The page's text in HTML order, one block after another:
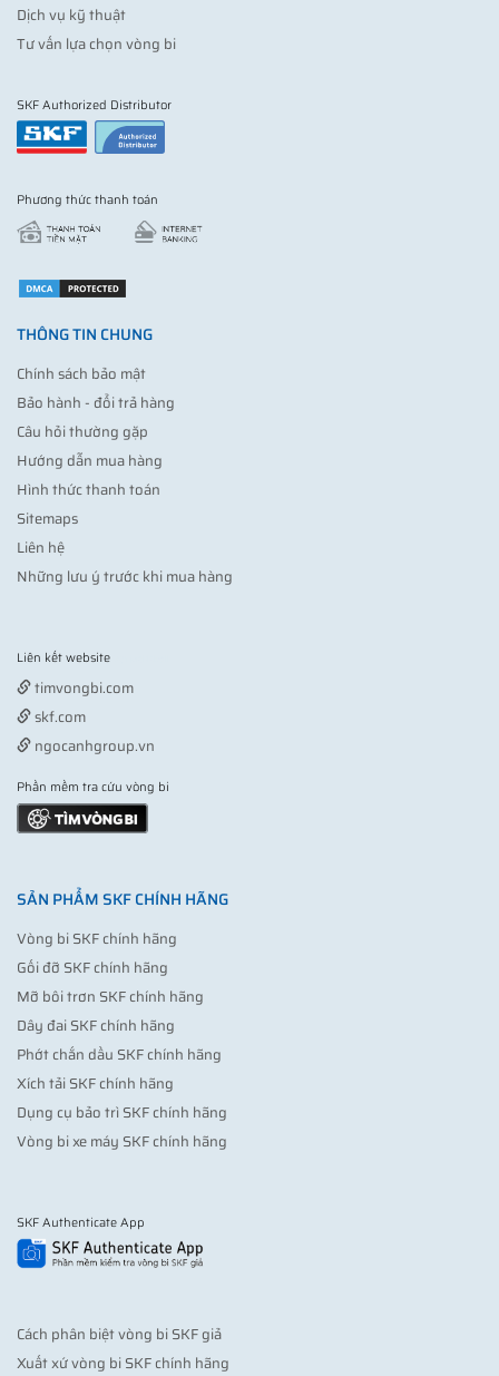
Dịch vụ kỹ thuật
Tư vấn lựa chọn vòng bi
SKF Authorized Distributor
Phương thức thanh toán
THÔNG TIN CHUNG
Chính sách bảo mật
Bảo hành - đổi trả hàng
Câu hỏi thường gặp
Hướng dẫn mua hàng
Hình thức thanh toán
Sitemaps
Liên hệ
Những lưu ý trước khi mua hàng
Liên kết website
timvongbi.com
skf.com
ngocanhgroup.vn
Phần mềm tra cứu vòng bi
SẢN PHẨM SKF CHÍNH HÃNG
Vòng bi SKF chính hãng
Gối đỡ SKF chính hãng
Mỡ bôi trơn SKF chính hãng
Dây đai SKF chính hãng
Phớt chắn dầu SKF chính hãng
Xích tải SKF chính hãng
Dụng cụ bảo trì SKF chính hãng
Vòng bi xe máy SKF chính hãng
SKF Authenticate App
Cách phân biệt vòng bi SKF giả
Xuất xứ vòng bi SKF chính hãng